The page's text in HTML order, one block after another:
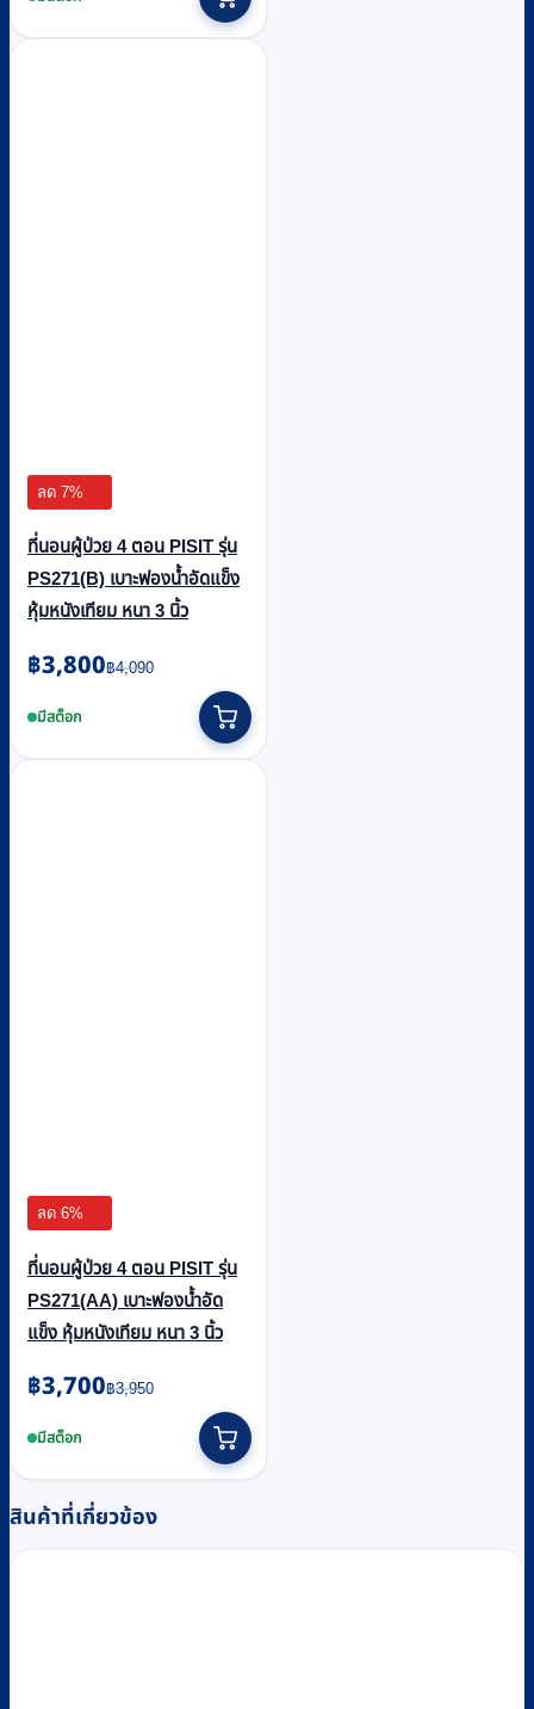
ลด 7%
ที่นอนผู้ป่วย 4 ตอน PISIT รุ่น
PS271(B) เบาะฟองน้ำอัดแข็ง
หุ้มหนังเทียม หนา 3 นิ้ว
฿4,090
Original
price
was:
฿3,800
Current
price
is:มีสต็อก
ลด 6%
ที่นอนผู้ป่วย 4 ตอน PISIT รุ่น
PS271(AA) เบาะฟองน้ำอัด
แข็ง หุ้มหนังเทียม หนา 3 นิ้ว
฿3,950
Original
price
was:
฿3,700
Current
price
is:มีสต็อก
สินค้าที่เกี่ยวข้อง